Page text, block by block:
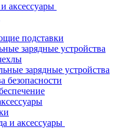
аксессуары
подставки
зарядные устройства
зарядные устройства
безопасности
и аксессуары